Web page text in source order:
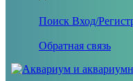
Поиск Вход/
Обратная связь